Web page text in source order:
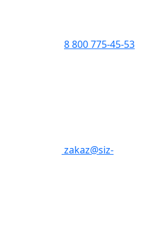
8 800 775-45-53
zakaz@siz-